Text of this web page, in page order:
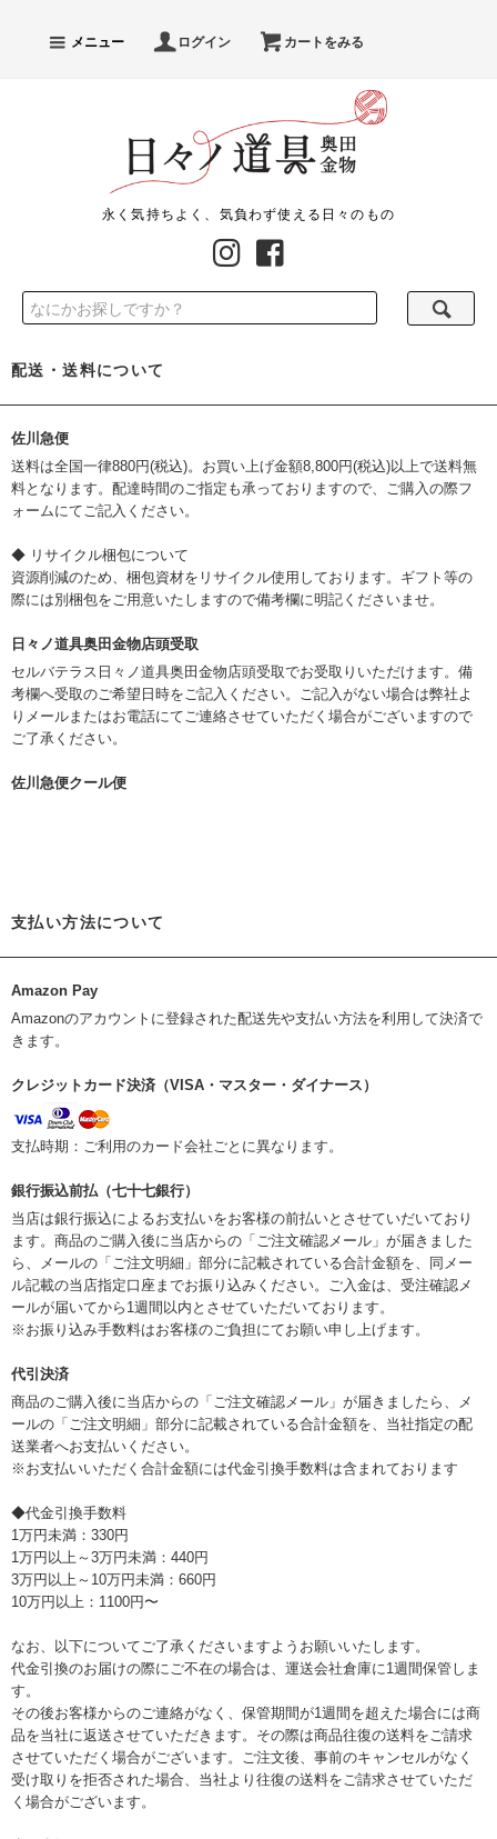
メニュー ログイン カートをみる
永く気持ちよく、気負わず使える日々のもの
配送・送料について
佐川急便
送料は全国一律880円(税込)。お買い上げ金額8,800円(税込)以上で送料無
料となります。配達時間のご指定も承っておりますので、ご購入の際フ
ォームにてご記入ください。
◆ リサイクル梱包について
資源削減のため、梱包資材をリサイクル使用しております。ギフト等の
際には別梱包をご用意いたしますので備考欄に明記くださいませ。
日々ノ道具奥田金物店頭受取
セルバテラス日々ノ道具奥田金物店頭受取でお受取りいただけます。備
考欄へ受取のご希望日時をご記入ください。ご記入がない場合は弊社よ
りメールまたはお電話にてご連絡させていただく場合がございますので
ご了承ください。
佐川急便クール便
支払い方法について
Amazon Pay
Amazonのアカウントに登録された配送先や支払い方法を利用して決済で
きます。
クレジットカード決済（VISA・マスター・ダイナース）
支払時期：ご利用のカード会社ごとに異なります。
銀行振込前払（七十七銀行）
当店は銀行振込によるお支払いをお客様の前払いとさせていだいており
ます。商品のご購入後に当店からの「ご注文確認メール」が届きました
ら、メールの「ご注文明細」部分に記載されている合計金額を、同メー
ル記載の当店指定口座までお振り込みください。ご入金は、受注確認メ
ールが届いてから1週間以内とさせていただいております。
※お振り込み手数料はお客様のご負担にてお願い申し上げます。
代引決済
商品のご購入後に当店からの「ご注文確認メール」が届きましたら、メ
ールの「ご注文明細」部分に記載されている合計金額を、当社指定の配
送業者へお支払いください。
※お支払いいただく合計金額には代金引換手数料は含まれております
◆代金引換手数料
1万円未満：330円
1万円以上～3万円未満：440円
3万円以上～10万円未満：660円
10万円以上：1100円〜
なお、以下についてご了承くださいますようお願いいたします。
代金引換のお届けの際にご不在の場合は、運送会社倉庫に1週間保管しま
す。
その後お客様からのご連絡がなく、保管期間が1週間を超えた場合には商
品を当社に返送させていただきます。その際は商品往復の送料をご請求
させていただく場合がございます。ご注文後、事前のキャンセルがなく
受け取りを拒否された場合、当社より往復の送料をご請求させていただ
く場合がございます。